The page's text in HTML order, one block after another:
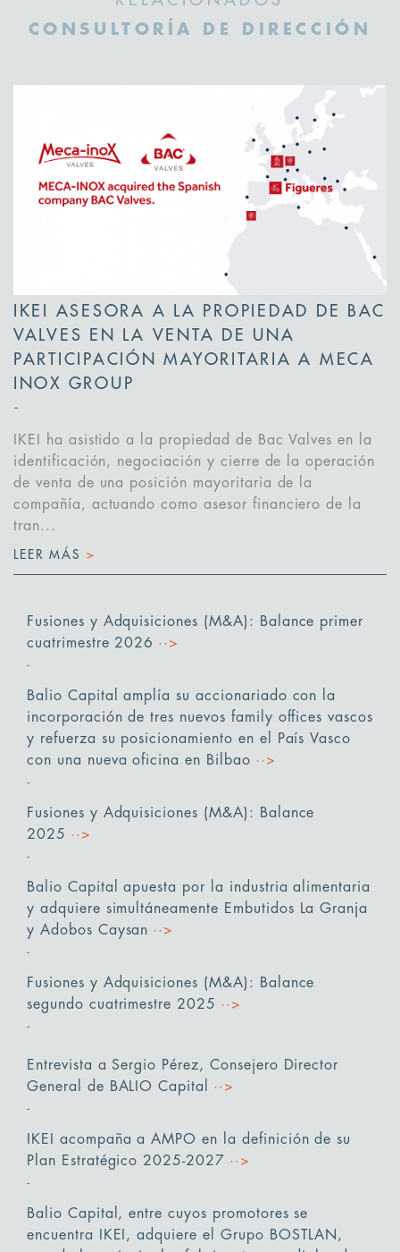
CONSULTORÍA DE DIRECCIÓN
IKEI ASESORA A LA PROPIEDAD DE BAC
VALVES EN LA VENTA DE UNA
PARTICIPACIÓN MAYORITARIA A MECA
INOX GROUP
IKEI ha asistido a la propiedad de Bac Valves en la
identificación, negociación y cierre de la operación
de venta de una posición mayoritaria de la
compañía, actuando como asesor financiero de la
tran...
LEER MÁS >
Fusiones y Adquisiciones (M&A): Balance primer
cuatrimestre 2026 ··>
Balio Capital amplía su accionariado con la
incorporación de tres nuevos family offices vascos
y refuerza su posicionamiento en el País Vasco
con una nueva oficina en Bilbao ··>
Fusiones y Adquisiciones (M&A): Balance
2025 ··>
Balio Capital apuesta por la industria alimentaria
y adquiere simultáneamente Embutidos La Granja
y Adobos Caysan ··>
Fusiones y Adquisiciones (M&A): Balance
segundo cuatrimestre 2025 ··>
Entrevista a Sergio Pérez, Consejero Director
General de BALIO Capital
··>
IKEI acompaña a AMPO en la definición de su
Plan Estratégico 2025-2027 ··>
Balio Capital, entre cuyos promotores se
encuentra IKEI, adquiere el Grupo BOSTLAN,